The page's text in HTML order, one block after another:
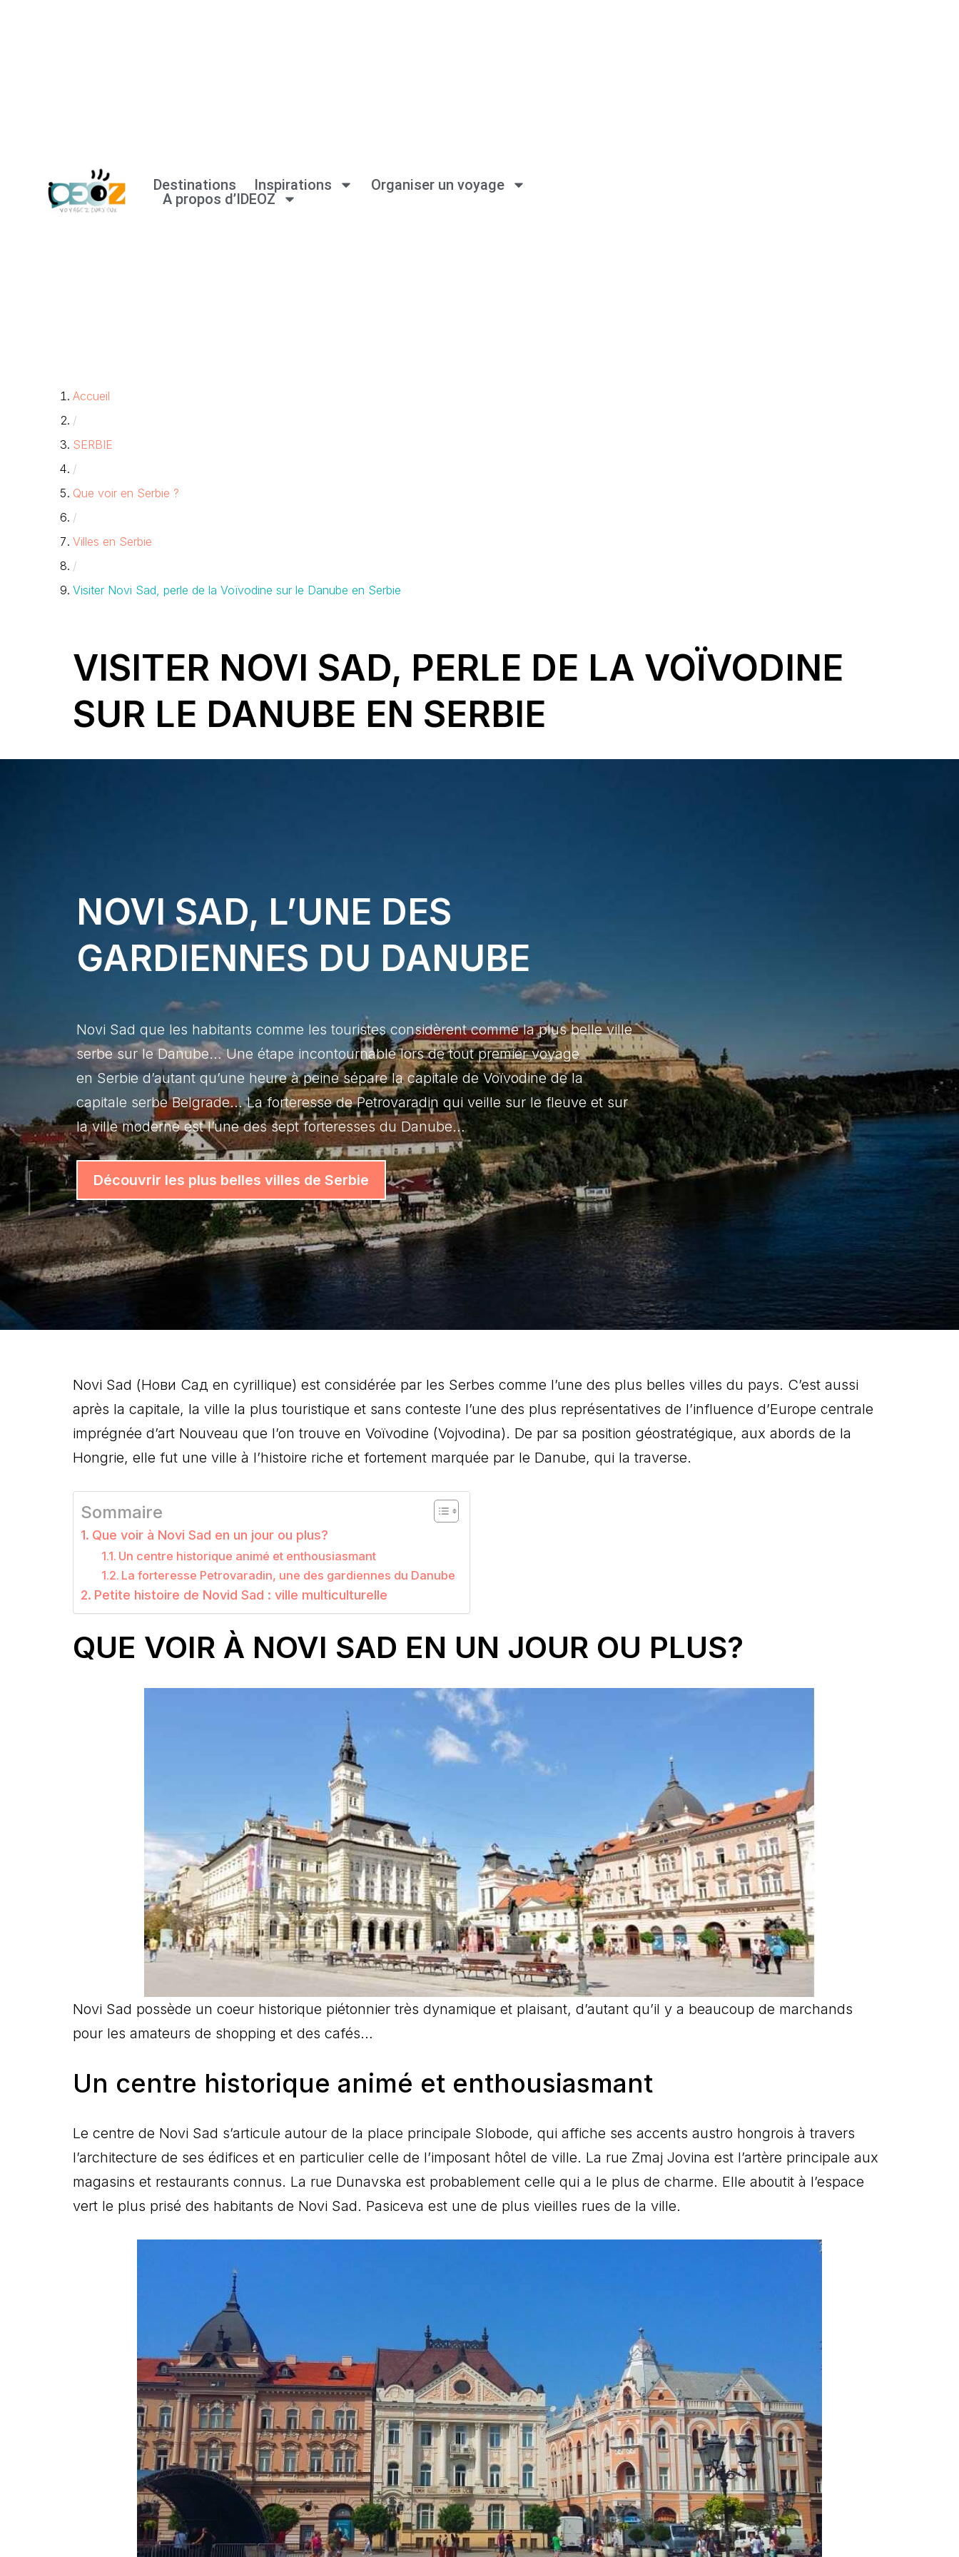
Destinations Inspirations
Organiser un voyage
A propos d’IDEOZ
Accueil
/
SERBIE
/
Que voir en Serbie ?
/
Villes en Serbie
/
Visiter Novi Sad, perle de la Voïvodine sur le Danube en Serbie
VISITER NOVI SAD, PERLE DE LA VOÏVODINE
SUR LE DANUBE EN SERBIE
NOVI SAD, L’UNE DES
GARDIENNES DU DANUBE
Novi Sad que les habitants comme les touristes considèrent comme la plus belle ville
serbe sur le Danube… Une étape incontournable lors de tout premier voyage
en Serbie d’autant qu’une heure à peine sépare la capitale de Voïvodine de la
capitale serbe Belgrade… La forteresse de Petrovaradin qui veille sur le fleuve et sur
la ville moderne est l’une des sept forteresses du Danube…
Découvrir les plus belles villes de Serbie
Novi Sad (Нови Сад en cyrillique) est considérée par les Serbes comme l’une des plus belles villes du pays. C’est aussi
après la capitale, la ville la plus touristique et sans conteste l’une des plus représentatives de l’influence d’Europe centrale
imprégnée d’art Nouveau que l’on trouve en Voïvodine (Vojvodina). De par sa position géostratégique, aux abords de la
Hongrie, elle fut une ville à l’histoire riche et fortement marquée par le Danube, qui la traverse.
Sommaire
Que voir à Novi Sad en un jour ou plus?
Un centre historique animé et enthousiasmant
La forteresse Petrovaradin, une des gardiennes du Danube
Petite histoire de Novid Sad : ville multiculturelle
QUE VOIR À NOVI SAD EN UN JOUR OU PLUS?
Novi Sad possède un coeur historique piétonnier très dynamique et plaisant, d’autant qu’il y a beaucoup de marchands
pour les amateurs de shopping et des cafés…
Un centre historique animé et enthousiasmant
Le centre de Novi Sad s’articule autour de la place principale Slobode, qui affiche ses accents austro hongrois à travers
l’architecture de ses édifices et en particulier celle de l’imposant hôtel de ville. La rue Zmaj Jovina est l’artère principale aux
magasins et restaurants connus. La rue Dunavska est probablement celle qui a le plus de charme. Elle aboutit à l’espace
vert le plus prisé des habitants de Novi Sad. Pasiceva est une de plus vieilles rues de la ville.